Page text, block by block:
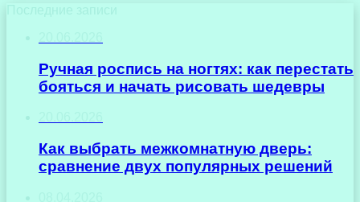
Последние записи
Ручная роспись на ногтях: как перестать
бояться и начать рисовать шедевры
Как выбрать межкомнатную дверь:
сравнение двух популярных решений